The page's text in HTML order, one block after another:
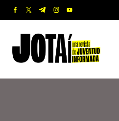
Saltar
contenido
facebook.com
twitter.com
t.me instagram.com
youtube.com
o
t
revista
de
Informada